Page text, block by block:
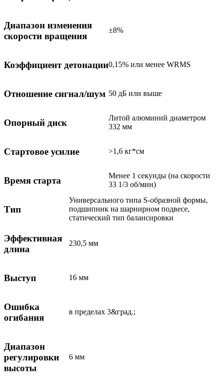
Диапазон изменения
скорости вращения
±8%
Коэффициент детонации0,15% или менее WRMS
Отношение сигнал/шум 50 дБ или выше
Опорный диск
Литой алюминий диаметром
332 мм
Стартовое усилие >1,6 кг*см
Время старта
Менее 1 секунды (на скорости
33 1/3 об/мин)
Тип
Универсального типа S-образной формы,
подшипник на шарнирном подвесе,
статический тип балансировки
Эффективная
длина
230,5 мм
Выступ 16 мм
Ошибка
огибания
в пределах 3&град.;
Диапазон
регулировки
высоты
6 мм